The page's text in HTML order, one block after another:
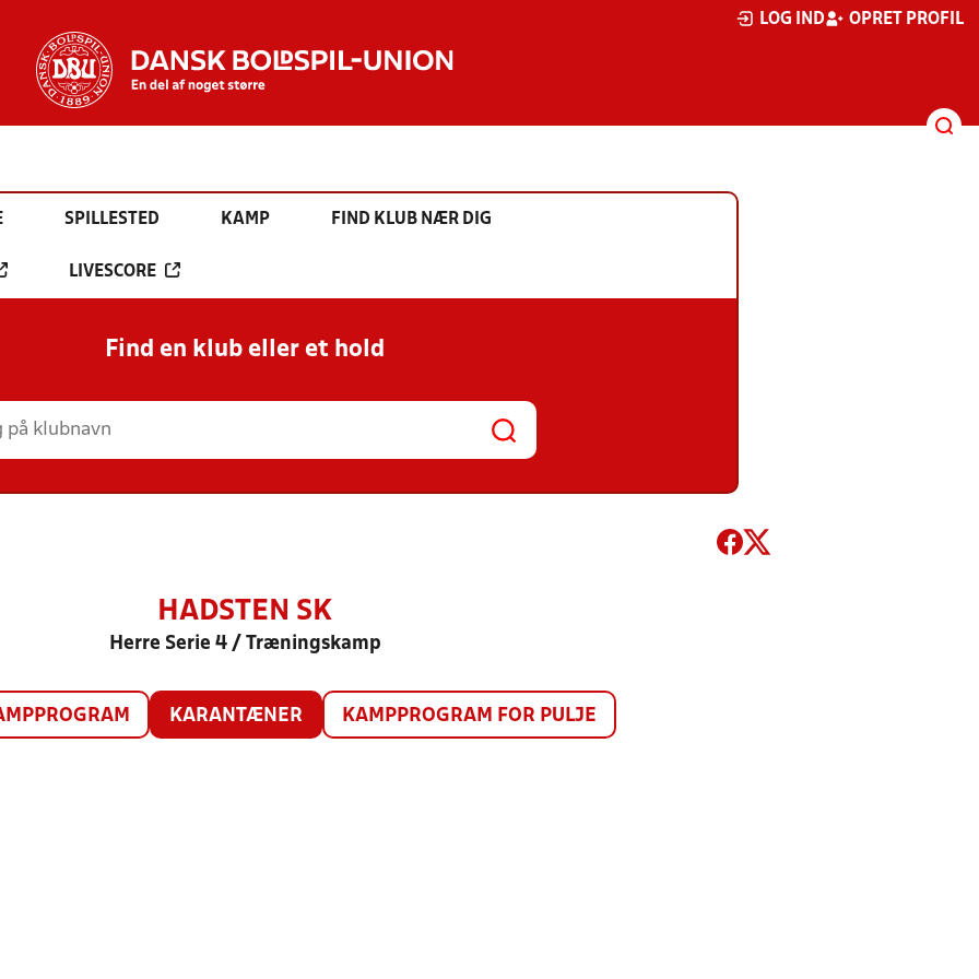
LOG IND OPRET PROFIL
SPILLESTED KAMP FIND KLUB NÆR DIG
LIVESCORE
Find en klub eller et hold
HADSTEN SK
Herre Serie 4 / Træningskamp
KARANTÆNER KAMPPROGRAM FOR PULJE